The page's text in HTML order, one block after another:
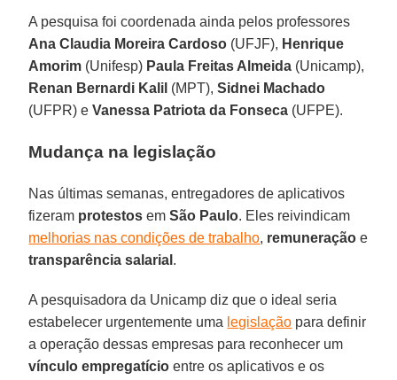
A pesquisa foi coordenada ainda pelos professores
Ana Claudia Moreira Cardoso (UFJF), Henrique
Amorim (Unifesp) Paula Freitas Almeida (Unicamp),
Renan Bernardi Kalil (MPT),Sidnei Machado
(UFPR) eVanessa Patriota da Fonseca (UFPE).
Mudança na legislação
Nas últimas semanas, entregadores de aplicativos
fizeram protestos emSão Paulo. Eles reivindicam
melhorias nas condições de trabalho, remuneração e
transparência salarial .
A pesquisadora da Unicamp diz que o ideal seria
estabelecer urgentemente uma legislação para definir
a operação dessas empresas para reconhecer um
vínculo empregatício entre os aplicativos e os